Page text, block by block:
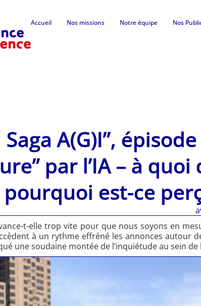
Accueil Nos missions Notre équipe Nos
Saga A(G)I”,
par l’IA – à
pourquoi est-ce
t-elle trop vite pour que nous soyons en
à un rythme effréné les annonces autour
une soudaine montée de l’inquiétude au sein